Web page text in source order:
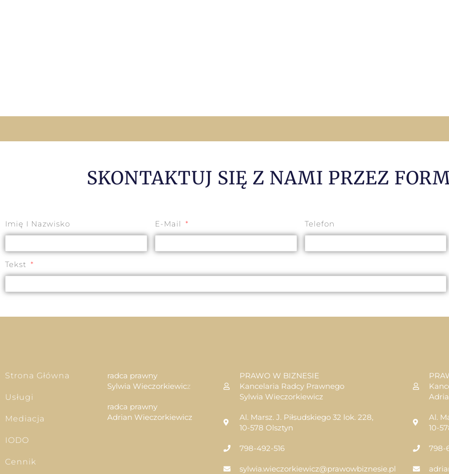
SKONTAKTUJ SIĘ Z NAMI PRZEZ
Imię I Nazwisko E-Mail Telefon
Tekst
Strona Główna
Usługi
Mediacja
IODO
Cennik
radca prawny
Sylwia Wieczorkiewicz
radca prawny
Adrian Wieczorkiewicz
PRAWO W BIZNESIE
Kancelaria Radcy Prawnego
Sylwia Wieczorkiewicz
Al. Marsz. J. Piłsudskiego 32 lok. 228,
10-578 Olsztyn
798-492-516
sylwia.wieczorkiewicz@prawowbiznesie.pl
Al.
10-
798-